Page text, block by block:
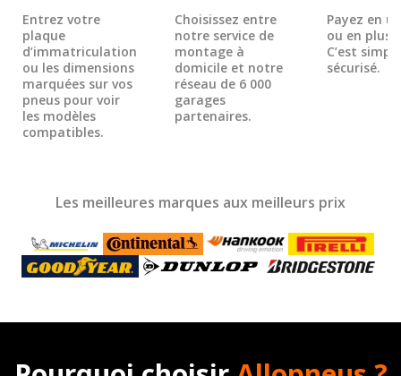
Entrez votre
plaque
d’immatriculation
ou les dimensions
marquées sur vos
pneus pour voir
les modèles
compatibles.
Choisissez entre
notre service de
montage à
domicile et notre
réseau de 6 000
garages
partenaires.
Payez en
ou en
C’est
sécurisé.
Les meilleures marques aux meilleurs prix